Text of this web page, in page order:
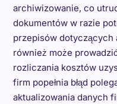
archiwizowanie, co
dokumentów w razie
przepisów dotyczących
również może
rozliczania kosztów
firm popełnia błąd
aktualizowania danych